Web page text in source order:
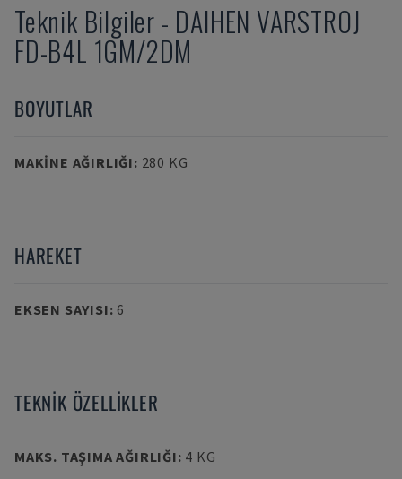
Teknik Bilgiler - DAIHEN VARSTROJ
FD-B4L 1GM/2DM
BOYUTLAR
MAKINE AĞIRLIĞI: 280 KG
HAREKET
EKSEN SAYISI: 6
TEKNIK ÖZELLIKLER
MAKS. TAŞIMA AĞIRLIĞI: 4 KG